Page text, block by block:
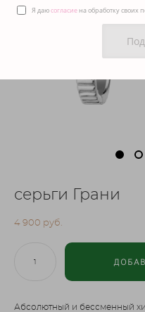
серьги Грани
4 900 pуб.
Абсолютный и бессменный
Я даюсогласие на обработку своих